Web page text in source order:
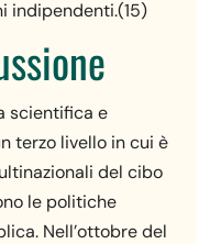
indipendenti.(15)
scientifica e
terzo livello in cui è
del cibo
le politiche
Nell’ottobre del